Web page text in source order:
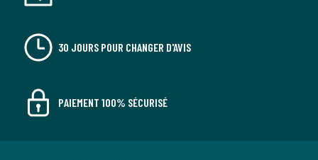
30 JOURS POUR CHANGER D'AVIS
PAIEMENT 100% SÉCURISÉ